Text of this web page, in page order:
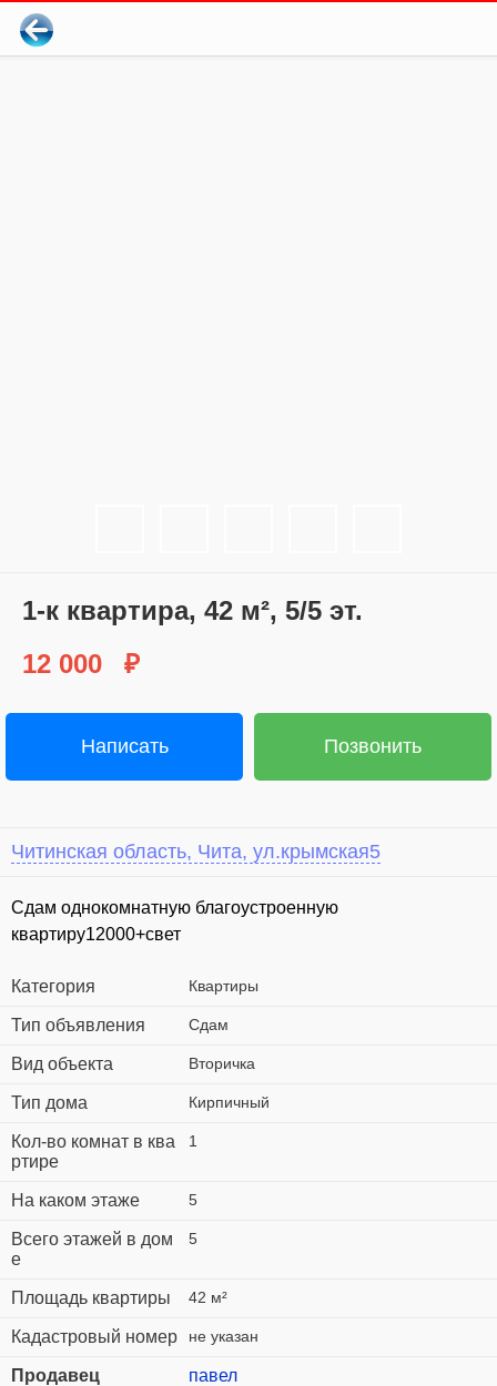
1-к квартира, 42 м², 5/5 эт.
12 000
₽
Написать Позвонить
Читинская область, Чита, ул.крымская5
Сдам однокомнатную благоустроенную
квартиру12000+свет
Категория Квартиры
Тип объявления Сдам
Вид объекта Вторичка
Тип дома Кирпичный
Кол-во комнат в ква
ртире
1
На каком этаже 5
Всего этажей в дом
е
5
Площадь квартиры 42 м²
Кадастровый номер не указан
Продавец павел